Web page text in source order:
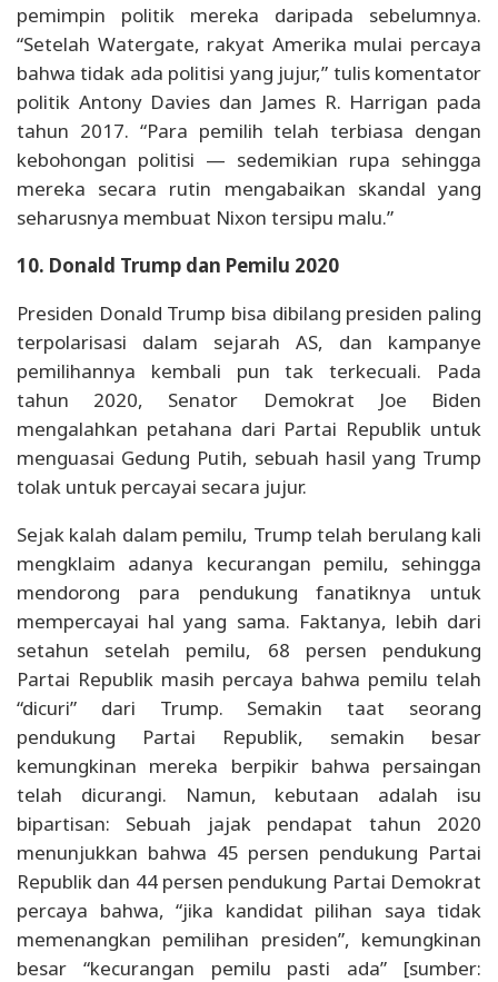
pemimpin politik mereka daripada sebelumnya.
“Setelah Watergate, rakyat Amerika mulai percaya
bahwa tidak ada politisi yang jujur,” tulis komentator
politik Antony Davies dan James R. Harrigan pada
tahun 2017. “Para pemilih telah terbiasa dengan
kebohongan politisi — sedemikian rupa sehingga
mereka secara rutin mengabaikan skandal yang
seharusnya membuat Nixon tersipu malu.”
10. Donald Trump dan Pemilu 2020
Presiden Donald Trump bisa dibilang presiden paling
terpolarisasi dalam sejarah AS, dan kampanye
pemilihannya kembali pun tak terkecuali. Pada
tahun 2020, Senator Demokrat Joe Biden
mengalahkan petahana dari Partai Republik untuk
menguasai Gedung Putih, sebuah hasil yang Trump
tolak untuk percayai secara jujur.
Sejak kalah dalam pemilu, Trump telah berulang kali
mengklaim adanya kecurangan pemilu, sehingga
mendorong para pendukung fanatiknya untuk
mempercayai hal yang sama. Faktanya, lebih dari
setahun setelah pemilu, 68 persen pendukung
Partai Republik masih percaya bahwa pemilu telah
“dicuri” dari Trump. Semakin taat seorang
pendukung Partai Republik, semakin besar
kemungkinan mereka berpikir bahwa persaingan
telah dicurangi. Namun, kebutaan adalah isu
bipartisan: Sebuah jajak pendapat tahun 2020
menunjukkan bahwa 45 persen pendukung Partai
Republik dan 44 persen pendukung Partai Demokrat
percaya bahwa, “jika kandidat pilihan saya tidak
memenangkan pemilihan presiden”, kemungkinan
besar “kecurangan pemilu pasti ada” [sumber: